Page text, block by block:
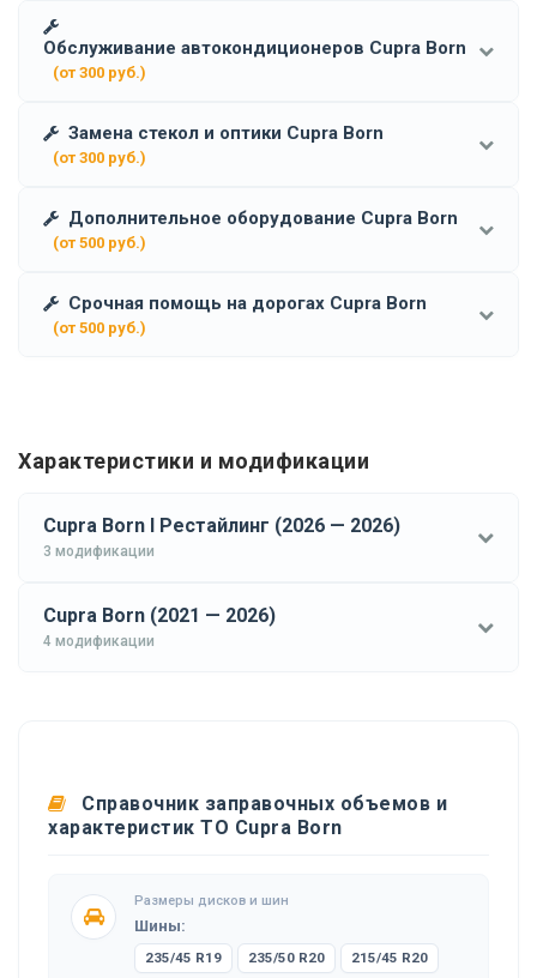
Обслуживание автокондиционеров Cupra Born
(от 300 руб.)
Замена стекол и оптики Cupra Born
(от 300 руб.)
Дополнительное оборудование Cupra Born
(от 500 руб.)
Срочная помощь на дорогах Cupra Born
(от 500 руб.)
Характеристики и модификации
Cupra Born I Рестайлинг (2026 — 2026)
3 модификации
Cupra Born (2021 — 2026)
4 модификации
Справочник заправочных объемов и
характеристик ТО Cupra Born
Размеры дисков и шин
Шины:
235/45 R19 235/50 R20 215/45 R20